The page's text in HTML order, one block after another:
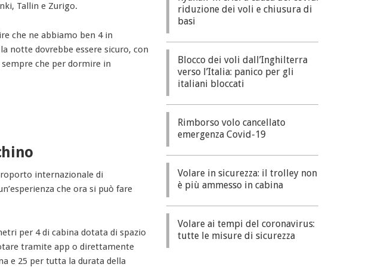
Tallin e Zurigo.
che ne abbiamo ben 4 in
notte dovrebbe essere sicuro, con
che per dormire in
internazionale di
che ora si può fare
per 4 di cabina dotata di spazio
tramite app o direttamente
e 25 per tutta la durata della
riduzione dei voli e chiusura di
basi
Blocco dei voli dall’Inghilterra
verso l’Italia: panico per gli
italiani bloccati
Rimborso volo cancellato
emergenza Covid-19
Volare in sicurezza: il trolley non
è più ammesso in cabina
Volare ai tempi del coronavirus:
tutte le misure di sicurezza